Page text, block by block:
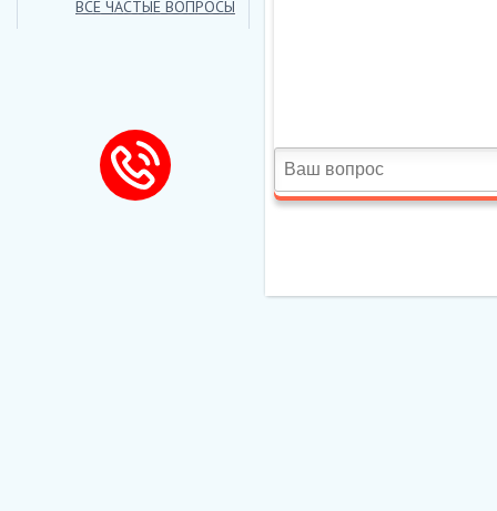
ВСЕ ЧАСТЫЕ ВОПРОСЫ